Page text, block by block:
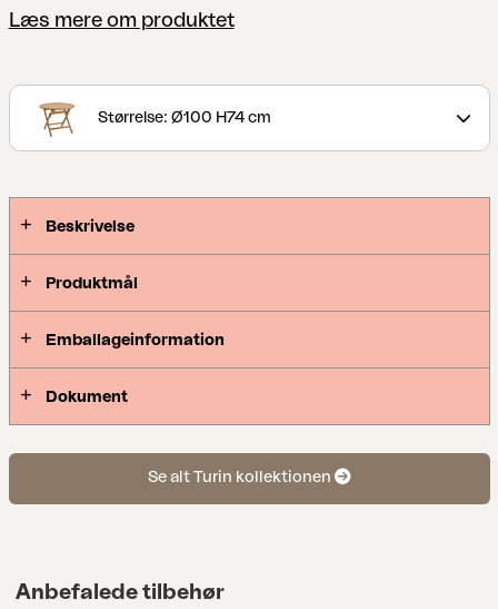
kombinera delarna på ett sätt som passar för just
gör det enkelt att möblera även mindre utrymmen
som exempelvis balkonger. Vill du sitta ännu
Læs mere om produktet
Størrelse: Ø100 H74 cm
Beskrivelse
Produktmål
Emballageinformation
Dokument
Se alt Turin kollektionen
Anbefalede tilbehør